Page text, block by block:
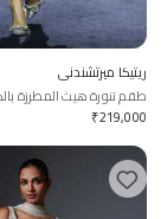
ريتيكا ميرتشندني
طقم تنورة هيث المطرزة
₹219,000